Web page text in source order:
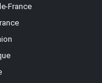
France